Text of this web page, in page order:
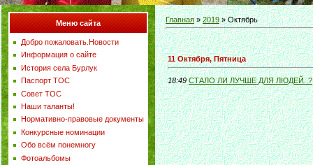
Меню сайта
Добро пожаловать.Новости
Информация о сайте
История села Бурлук
Паспорт ТОС
Совет ТОС
Наши таланты!
Нормативно-правовые документы
Конкурсные номинации
Обо всём понемногу
Фотоальбомы
Главная»2019 » Октябрь
11 Октября, Пятница
18:49 СТАЛО ЛИ ЛУЧШЕ ДЛЯ ЛЮДЕЙ..?